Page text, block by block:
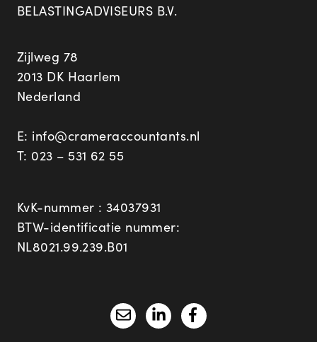
BELASTINGADVISEURS B.V.
Zijlweg 78
2013 DK Haarlem
Nederland
E: info@crameraccountants.nl
T: 023 – 531 62 55
KvK-nummer : 34037931
BTW-identificatie nummer:
NL8021.99.239.B01